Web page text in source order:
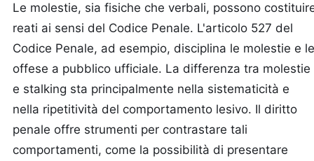
Le molestie, sia fisiche che verbali, possono
reati ai sensi del Codice Penale. L'articolo 527 del
Codice Penale, ad esempio, disciplina le molestie e le
offese a pubblico ufficiale. La differenza tra molestie
e stalking sta principalmente nella sistematicità e
nella ripetitività del comportamento lesivo. Il diritto
penale offre strumenti per contrastare tali
comportamenti, come la possibilità di presentare